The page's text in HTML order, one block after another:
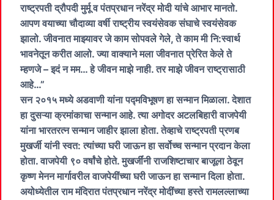
राष्ट्रपती द्रौपदी मुर्मू व पंतप्रधान नरेंद्र मोदी यांचे आभार मानतो.
आपण वयाच्या चौदाव्या वर्षी राष्ट्रीय स्वयंसेवक संघाचे स्वयंसेवक
झालो. जीवनात माझ्यावर जे काम सोपवले गेले, ते काम मी नि:स्वार्थ
भावनेतून करीत आलो. ज्या वाक्याने मला जीवनात प्रेरित केले ते
म्हणजे – इदं न मम… हे जीवन माझे नाही. तर माझे जीवन राष्ट्रासाठी
आहे…”
सन २०१५ मध्ये अडवाणी यांना पद्मविभूषण हा सन्मान मिळाला. देशात
हा दुसऱ्या क्रमांकाचा सन्मान आहे. त्या अगोदर अटलबिहारी वाजपेयी
यांना भारतरत्न सन्मान जाहीर झाला होता. तेव्हाचे राष्ट्रपती प्रणब
मुखर्जी यांनी स्वत: त्यांच्या घरी जाऊन हा सर्वोच्च सन्मान प्रदान केला
होता. वाजपेयी ९० वर्षांचे होते. मुखर्जींनी राजशिष्टाचार बाजूला ठेवून
कृष्ण मेनन मार्गावरील वाजपेयींच्या घरी जाऊन हा सन्मान दिला होता.
अयोध्येतील राम मंदिरात पंतप्रधान नरेंद्र मोदींच्या हस्ते रामलल्लाच्या